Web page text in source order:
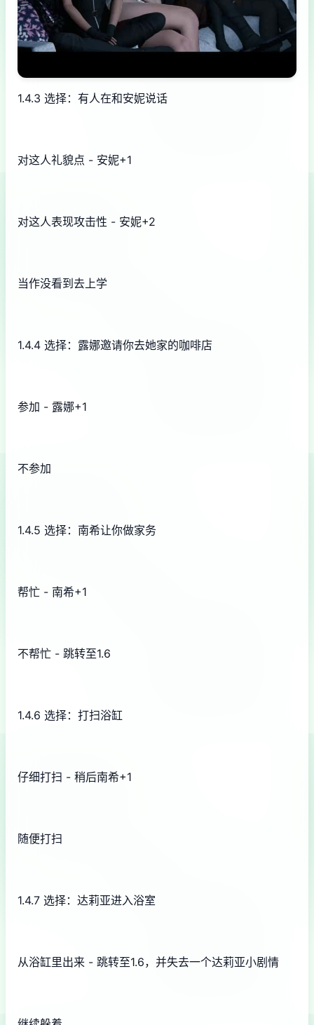
1.4.3 选择：有人在和安妮说话
对这人礼貌点 - 安妮+1
对这人表现攻击性 - 安妮+2
当作没看到去上学
1.4.4 选择：露娜邀请你去她家的咖啡店
参加 - 露娜+1
不参加
1.4.5 选择：南希让你做家务
帮忙 - 南希+1
不帮忙 - 跳转至1.6
1.4.6 选择：打扫浴缸
仔细打扫 - 稍后南希+1
随便打扫
1.4.7 选择：达莉亚进入浴室
从浴缸里出来 - 跳转至1.6，并失去一个达莉亚小剧情